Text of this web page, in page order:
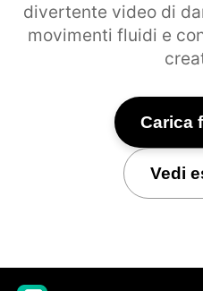
divertente video di
movimenti fluidi e
Carica
Vedi